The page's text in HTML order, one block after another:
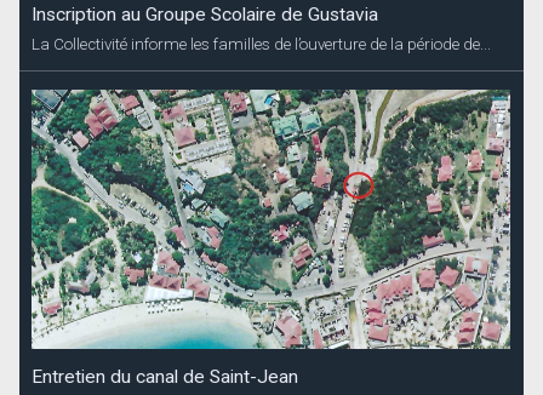
Inscription au Groupe Scolaire de Gustavia
La Collectivité informe les familles de l’ouverture de la période de...
Entretien du canal de Saint-Jean